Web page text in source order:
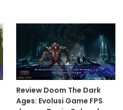
Review Doom The Dark
Ages: Evolusi Game FPS